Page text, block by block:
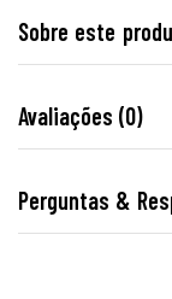
Sobre este
Avaliações (0)
Perguntas &